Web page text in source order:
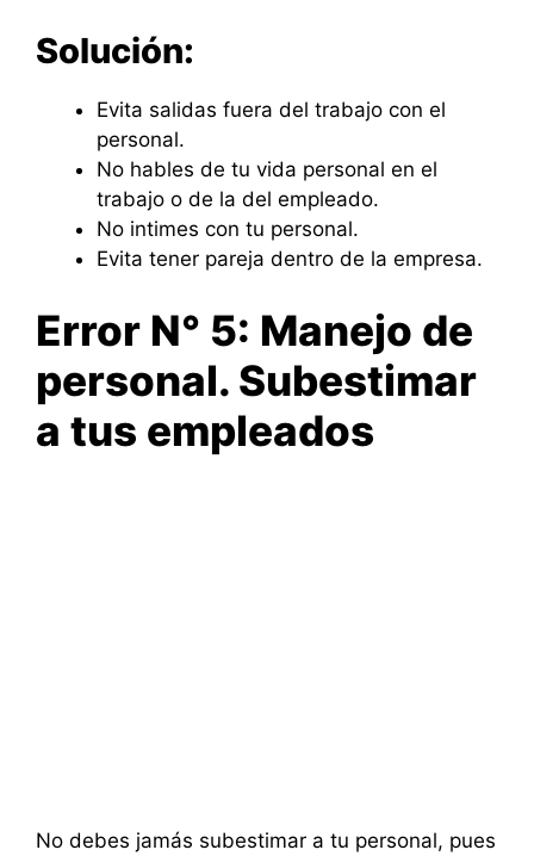
Solución:
Evita salidas fuera del trabajo con el
personal.
No hables de tu vida personal en el
trabajo o de la del empleado.
No intimes con tu personal.
Evita tener pareja dentro de la empresa.
Error N° 5: Manejo de
personal. Subestimar
a tus empleados
No debes jamás subestimar a tu personal, pues